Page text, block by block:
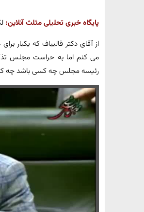
پایگاه خبری تحلیلی مثلث آنلاین:
از آقای دکتر قالیباف که یکبار
می کنم اما به حراست مجلس
رئیسه مجلس چه کسی باشد چه